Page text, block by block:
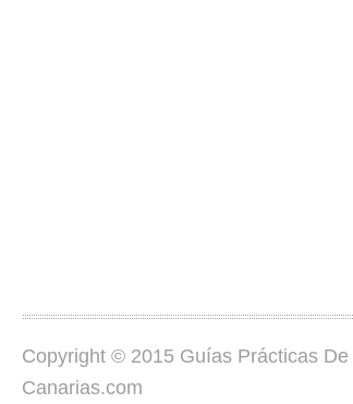
Copyright © 2015 Guías Prácticas De
Canarias.com